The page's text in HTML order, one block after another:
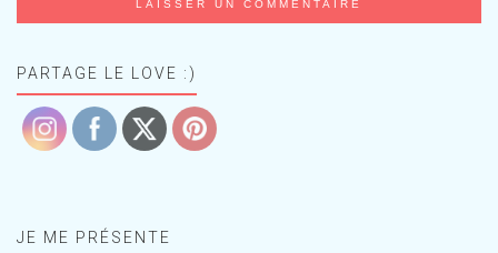
PARTAGE LE LOVE :)
JE ME PRÉSENTE